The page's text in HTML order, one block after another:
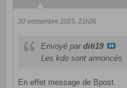
20 septembre 2023, 21h26
Envoyé parditi19
Les kdo sont annoncés
En effet message de Bpost.